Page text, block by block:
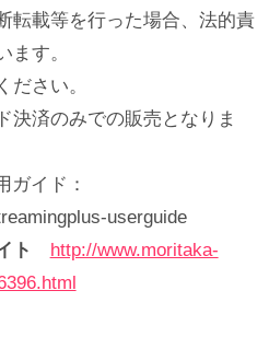
転載等を行った場合、法的責
ます。
ださい。
済のみでの販売となりま
ガイド：
userguide
ト
http://www.moritaka-